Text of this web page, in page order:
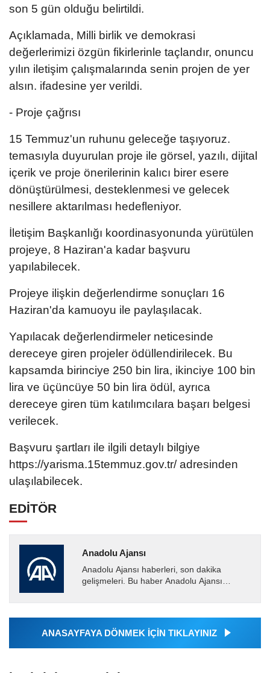
son 5 gün olduğu belirtildi.
Açıklamada, Milli birlik ve demokrasi
değerlerimizi özgün fikirlerinle taçlandır, onuncu
yılın iletişim çalışmalarında senin projen de yer
alsın. ifadesine yer verildi.
- Proje çağrısı
15 Temmuz'un ruhunu geleceğe taşıyoruz.
temasıyla duyurulan proje ile görsel, yazılı, dijital
içerik ve proje önerilerinin kalıcı birer esere
dönüştürülmesi, desteklenmesi ve gelecek
nesillere aktarılması hedefleniyor.
İletişim Başkanlığı koordinasyonunda yürütülen
projeye, 8 Haziran'a kadar başvuru
yapılabilecek.
Projeye ilişkin değerlendirme sonuçları 16
Haziran'da kamuoyu ile paylaşılacak.
Yapılacak değerlendirmeler neticesinde
dereceye giren projeler ödüllendirilecek. Bu
kapsamda birinciye 250 bin lira, ikinciye 100 bin
lira ve üçüncüye 50 bin lira ödül, ayrıca
dereceye giren tüm katılımcılara başarı belgesi
verilecek.
Başvuru şartları ile ilgili detaylı bilgiye
https://yarisma.15temmuz.gov.tr/ adresinden
ulaşılabilecek.
EDİTÖR
Anadolu Ajansı
Anadolu Ajansı haberleri, son dakika
gelişmeleri. Bu haber Anadolu Ajansı
tarafından geçilen tüm...
ANASAYFAYA DÖNMEK İÇİN TIKLAYINIZ